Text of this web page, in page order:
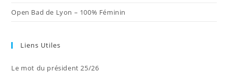
Open Bad de Lyon – 100% Féminin
Liens Utiles
Le mot du président 25/26